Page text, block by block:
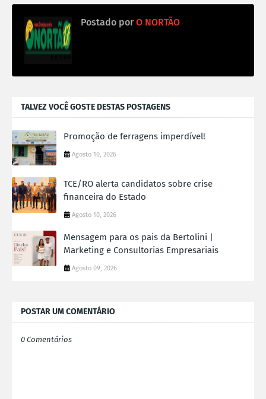
Postado por O NORTÃO
TALVEZ VOCÊ GOSTE DESTAS POSTAGENS
Promoção de ferragens imperdível!
Agosto 10, 2026
TCE/RO alerta candidatos sobre crise
financeira do Estado
Agosto 10, 2026
Mensagem para os pais da Bertolini |
Marketing e Consultorias Empresariais
Agosto 09, 2026
POSTAR UM COMENTÁRIO
0 Comentários